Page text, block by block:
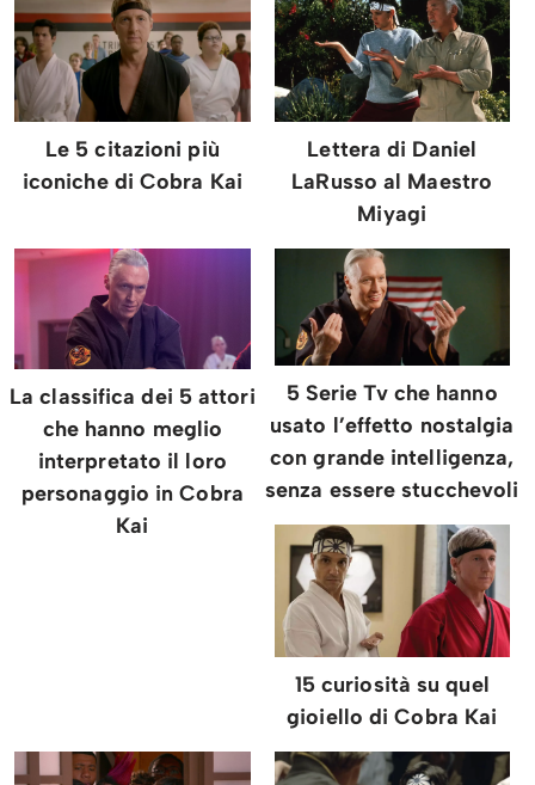
Le 5 citazioni più
iconiche di Cobra Kai
Lettera di Daniel
LaRusso al Maestro
Miyagi
La classifica dei 5 attori
che hanno meglio
interpretato il loro
personaggio in Cobra
Kai
5 Serie Tv che hanno
usato l’effetto nostalgia
con grande intelligenza,
senza essere stucchevoli
15 curiosità su quel
gioiello di Cobra Kai